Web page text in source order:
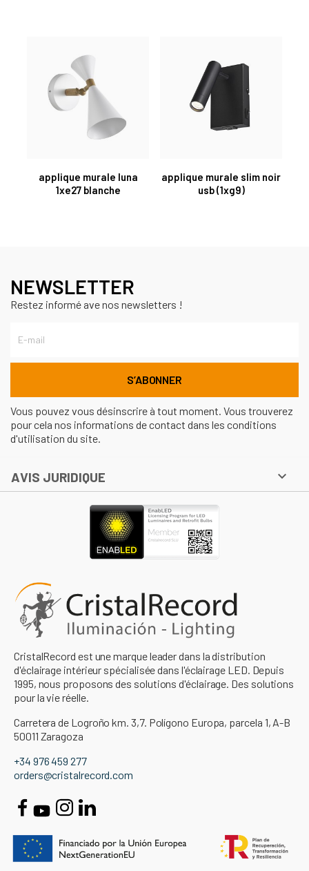
applique murale luna
1xe27 blanche
applique murale slim noir
usb (1xg9)
NEWSLETTER
Restez informé ave nos newsletters !
Vous pouvez vous désinscrire à tout moment. Vous trouverez
pour cela nos informations de contact dans les conditions
d'utilisation du site.
AVIS JURIDIQUE 
CristalRecord est une marque leader dans la distribution
d'éclairage intérieur spécialisée dans l'éclairage LED. Depuis
1995, nous proposons des solutions d'éclairage. Des solutions
pour la vie réelle.
Carretera de Logroño km. 3,7. Polígono Europa, parcela 1, A-B
50011 Zaragoza
+34 976 459 277
orders@cristalrecord.com